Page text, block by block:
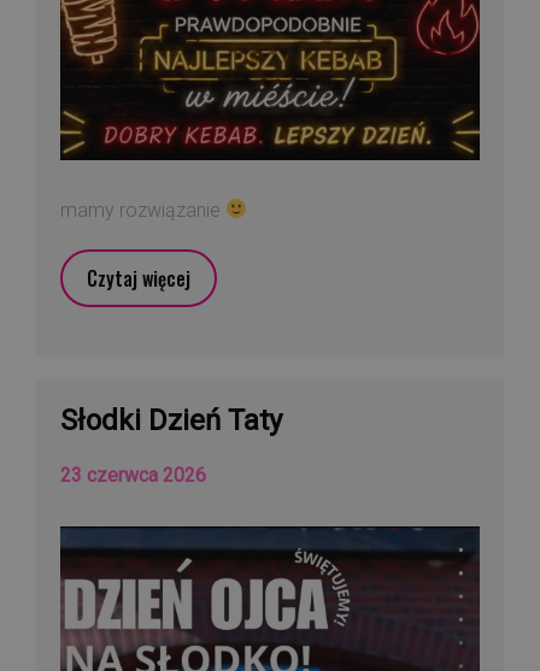
mamy rozwiązanie
Czytaj więcej
Słodki Dzień Taty
23 czerwca 2026